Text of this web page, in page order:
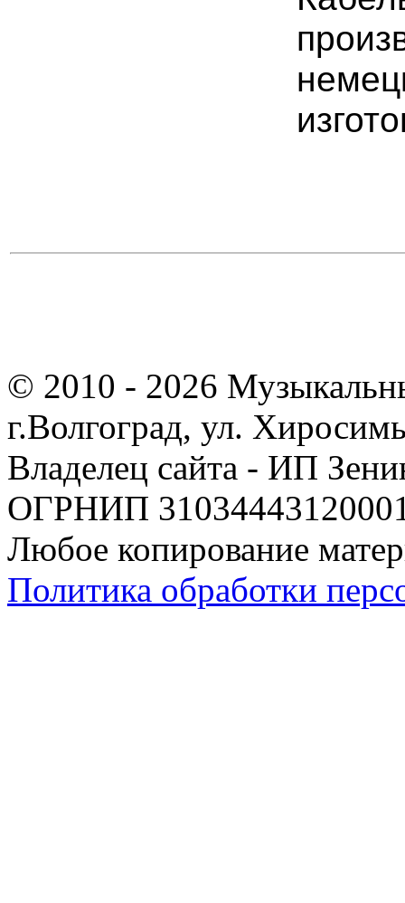
© 2010 - 2026
г.Волгоград, ул.
Владелец сайта - ИП
ОГРНИП
Любое копирование
Политика обработки